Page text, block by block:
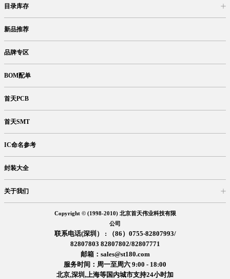
目录库存
新品推荐
品牌专区
BOM配单
首天PCB
首天SMT
IC命名参考
封装大全
关于我们
Copyright © (1998-2010) 北京首天伟业科技有限
公司
联系电话(深圳） : （86）0755-82807993/
82807803 82807802/82807771
邮箱：sales@st180.com
服务时间：周一至周六 9:00 - 18:00
北京,深圳,上海等国内城市支持24小时加